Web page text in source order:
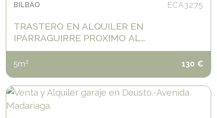
BILBAO ECA3275
TRASTERO EN ALQUILER EN
IPARRAGUIRRE PROXIMO AL
GUGGENHEIM
5m2 130 €